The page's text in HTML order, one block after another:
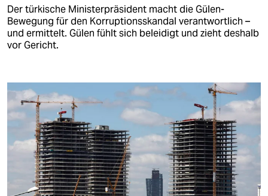
Der türkische Ministerpräsident macht die Gülen-
Bewegung für den Korruptionsskandal verantwortlich –
und ermittelt. Gülen fühlt sich beleidigt und zieht deshalb
vor Gericht.